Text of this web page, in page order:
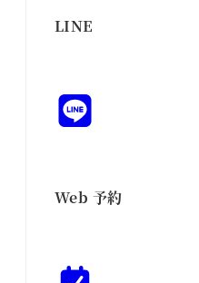
LINE
Web 予約